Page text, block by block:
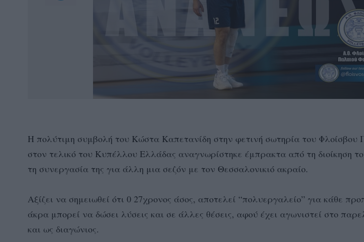
Η πολύτιμη συμβολή του Κώστα Καπετανίδη στην φετινή σωτηρία του
στον τελικό του Κυπέλλου Ελλάδας αναγνωρίστηκε έμπρακτα από τη διοίκηση
τη συνεργασία της για άλλη μια σεζόν με τον Θεσσαλονικιό ακραίο.
Αξίζει να σημειωθεί ότι 0 27χρονος άσος, αποτελεί “πολυεργαλείο” για κάθε
άκρα μπορεί να δώσει λύσεις και σε άλλες θέσεις, αφού έχει αγωνιστεί στο
και ως διαγώνιος.